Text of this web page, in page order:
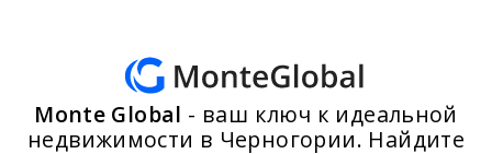
Monte Global - ваш ключ к идеальной
недвижимости в Черногории. Найдите